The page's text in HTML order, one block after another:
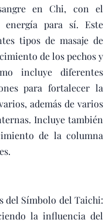
en Chi, con el
energía para sí. Este
tipos de masaje de
de los pechos y
incluye diferentes
para fortalecer la
además de varios
Incluye también
de la columna
del Símbolo del Taichi:
la influencia del